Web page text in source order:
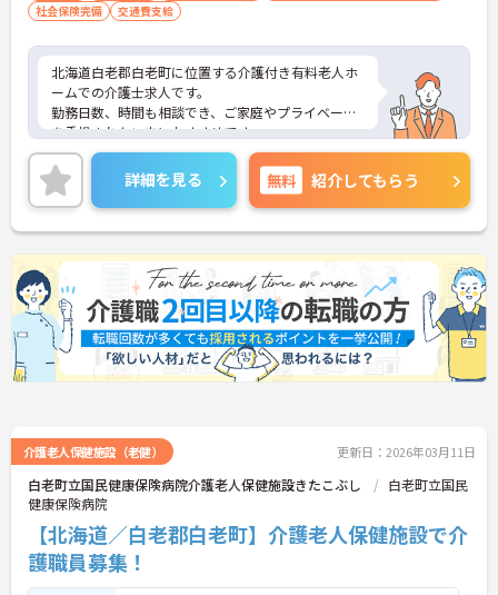
社会保険完備
交通費支給
北海道白老郡白老町に位置する介護付き有料老人ホ
ームでの介護士求人です。
勤務日数、時間も相談でき、ご家庭やプライベート
を重視されたい方におすすめです。
ご興味のある方はお気軽にお問い合わせ下さい。
詳細を見る 無料 紹介してもらう
介護老人保健施設（老健） 更新日：2026年03月11日
白老町立国民健康保険病院介護老人保健施設きたこぶし
白老町立国民
健康保険病院
【北海道／白老郡白老町】介護老人保健施設で介
護職員募集！